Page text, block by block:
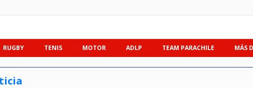
RUGBY TENIS MOTOR ADLP TEAM PARACHILE MÁS